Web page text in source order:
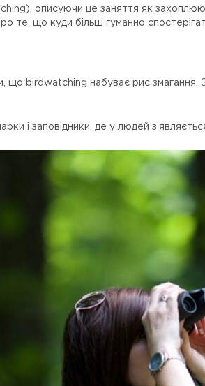
описуючи це заняття як
те, що куди більш гуманно
birdwatching набуває рис змагання.
і заповідники, де у людей